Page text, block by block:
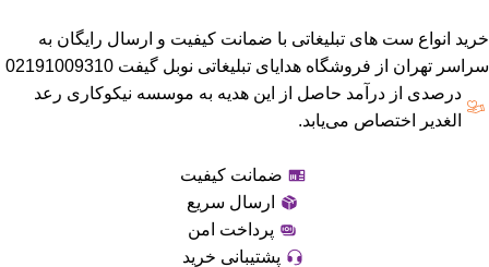
خرید انواع ست های تبلیغاتی با ضمانت کیفیت و ارسال رایگان به
سراسر تهران از فروشگاه هدایای تبلیغاتی نوبل گیفت 02191009310
درصدی از درآمد حاصل از این هدیه به موسسه نیکوکاری رعد
الغدیر اختصاص می‌یابد.
ضمانت کیفیت
ارسال سریع
پرداخت امن
پشتیبانی خرید